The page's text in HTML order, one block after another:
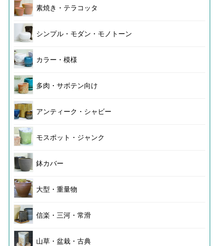
素焼き・テラコッタ
シンプル・モダン・モノトーン
カラー・模様
多肉・サボテン向け
アンティーク・シャビー
モスポット・ジャンク
鉢カバー
大型・重量物
信楽・三河・常滑
山草・盆栽・古典